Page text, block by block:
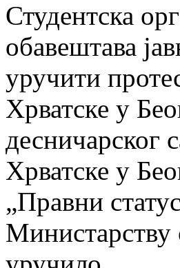
Студентска
обавештава
уручити
Хрватске у
десничарског
Хрватске у
„Правни
Министарству